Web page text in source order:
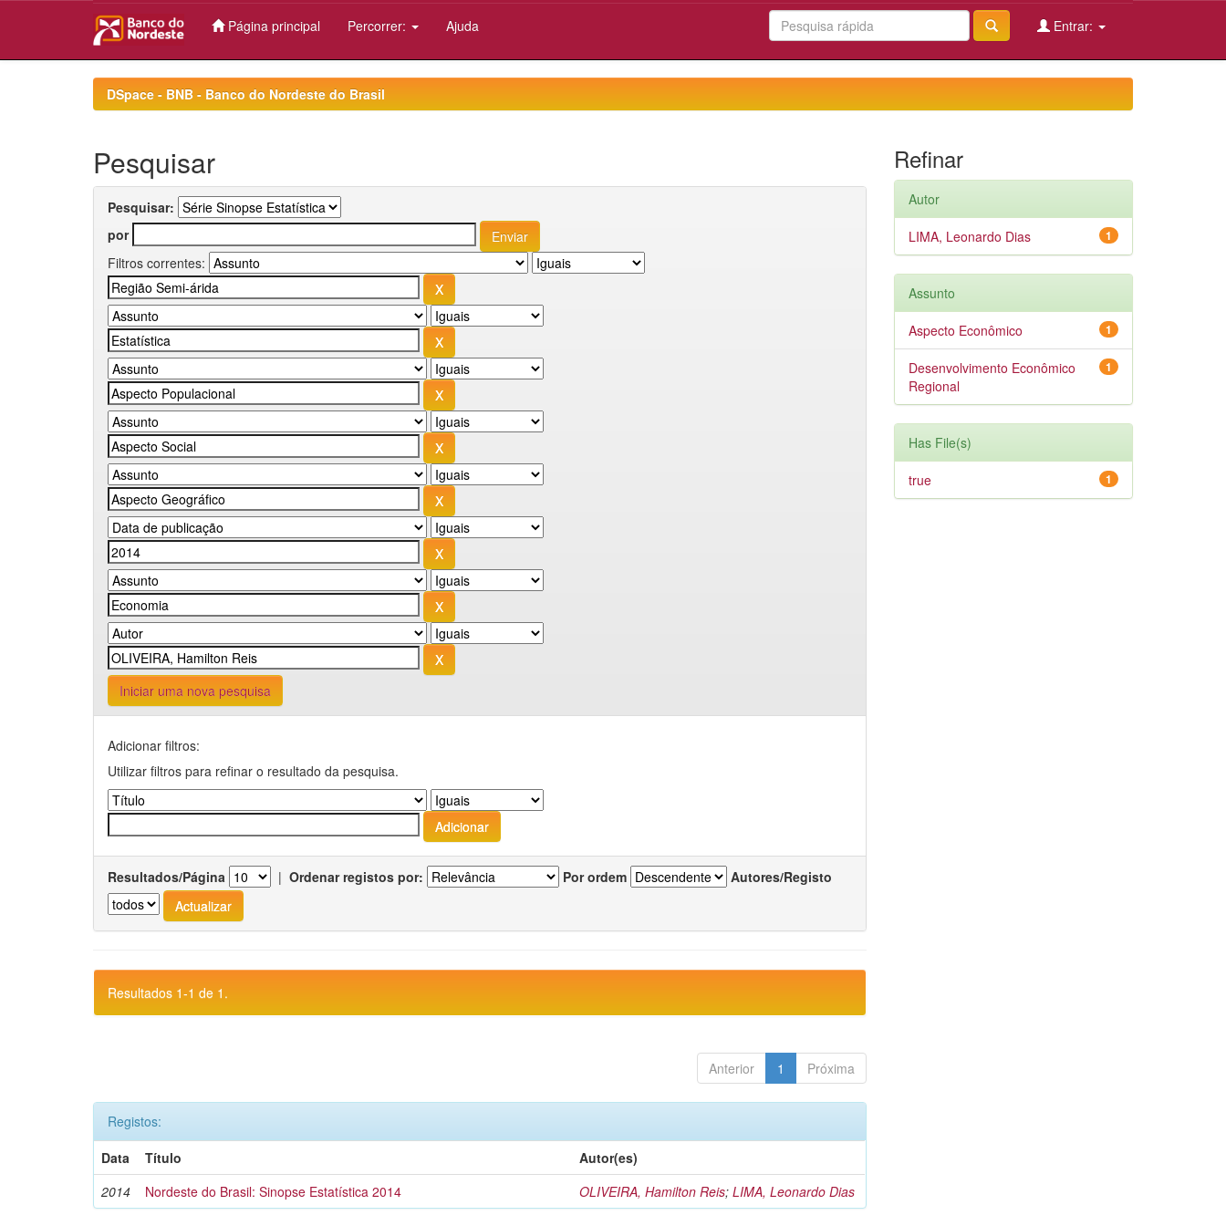
Página principal Percorrer: Ajuda Entrar:
DSpace - BNB - Banco do Nordeste do Brasil
Pesquisar
Pesquisar:
por
Filtros correntes:
Iniciar uma nova pesquisa
Adicionar filtros:
Utilizar filtros para refinar o resultado da pesquisa.
Resultados/Página | Ordenar registos por: Por ordem Autores/Registo
Resultados 1-1 de 1.
Anterior 1 Próxima
Registos:
Data
Título
Autor(es)
2014
Nordeste do Brasil: Sinopse Estatística 2014 OLIVEIRA, Hamilton Reis;LIMA, Leonardo Dias
Refinar
Autor
1
LIMA, Leonardo Dias
Assunto
1
Aspecto Econômico
1
Desenvolvimento Econômico
Regional
Has File(s)
1
true